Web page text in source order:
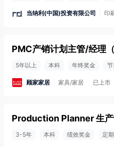
当纳利(中国)投资有限公司 印
PMC产销计划主管/经理（
5年以上 本科 年终奖金
顾家家居 家具/家居 已上市
Production Planner 生产
3-5年 本科 绩效奖金 定